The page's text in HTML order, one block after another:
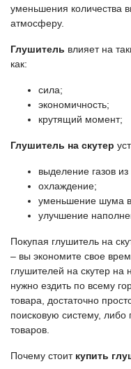
уменьшения количества
атмосферу.
Глушитель влияет на
как:
сила;
экономичность;
крутящий момент;
Глушитель на скутер
выделение газов
охлаждение;
уменьшение шума
улучшение
Покупая глушитель на
– вы экономите свое
глушителей на скутер
нужно ездить по всему
товара, достаточно
поисковую систему,
товаров.
Почему стоит купить